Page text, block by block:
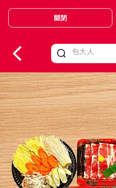
Valid Until 30 June 2026
關閉